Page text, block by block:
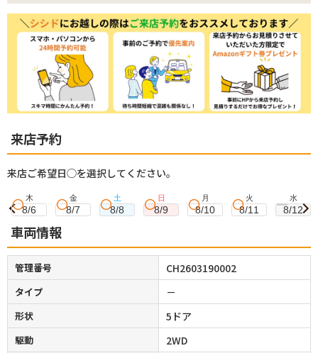
来店予約
来店ご希望日◯を選択してください。
木
8/6
金
8/7
土
8/8
日
8/9
月
8/10
火
8/11
水
8/12
車両情報
管理番号 CH2603190002
タイプ －
形状 5ドア
駆動 2WD